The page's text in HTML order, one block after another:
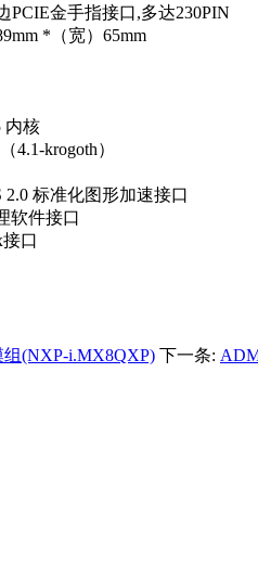
PCIE金手指接口,多达230PIN
*（宽）65mm
内核
4.1-krogoth）
2.0 标准化图形加速接口
软件接口
口
(NXP-i.MX8QXP) 下一条: